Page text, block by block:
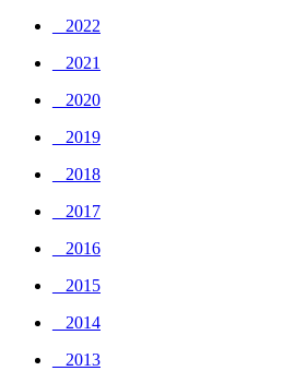
_ 2022
_ 2021
_ 2020
_ 2019
_ 2018
_ 2017
_ 2016
_ 2015
_ 2014
_ 2013